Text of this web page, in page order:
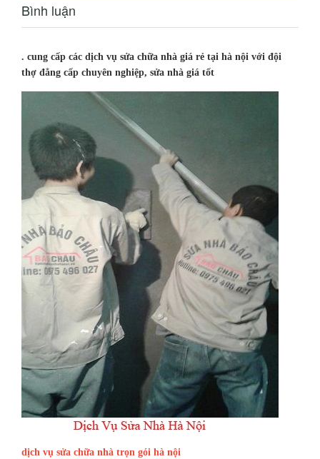
Bình luận
. cung cấp các dịch vụ sửa chữa nhà giá rẻ tại hà nội với đội
thợ đẳng cấp chuyên nghiệp, sửa nhà giá tốt
dịch vụ sửa chữa nhà trọn gói hà nội